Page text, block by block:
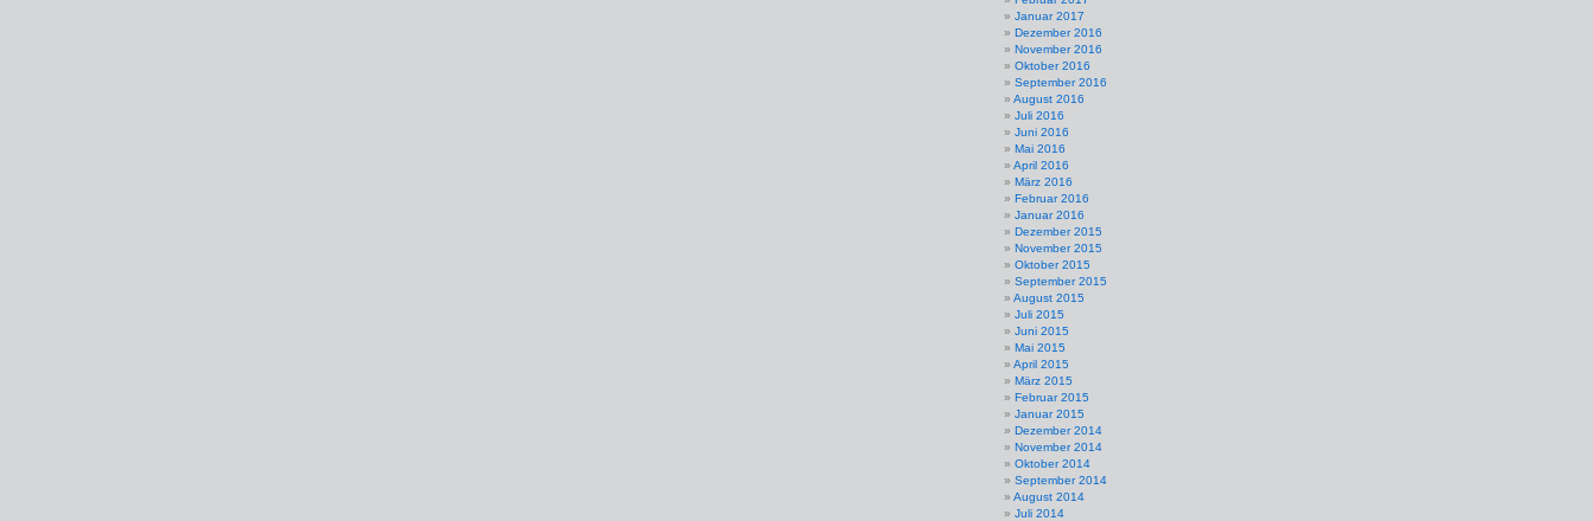
Januar 2017
Dezember 2016
November 2016
Oktober 2016
September 2016
August 2016
Juli 2016
Juni 2016
Mai 2016
April 2016
März 2016
Februar 2016
Januar 2016
Dezember 2015
November 2015
Oktober 2015
September 2015
August 2015
Juli 2015
Juni 2015
Mai 2015
April 2015
März 2015
Februar 2015
Januar 2015
Dezember 2014
November 2014
Oktober 2014
September 2014
August 2014
Juli 2014